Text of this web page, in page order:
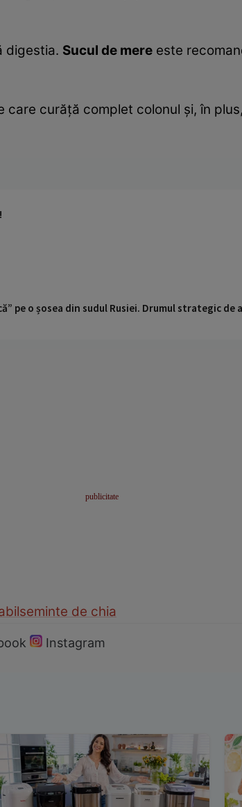
digestia. Sucul de mere este
care curăţă complet colonul şi, în
pe o șosea din sudul Rusiei. Drumul strategic
seminte de chia
Instagram